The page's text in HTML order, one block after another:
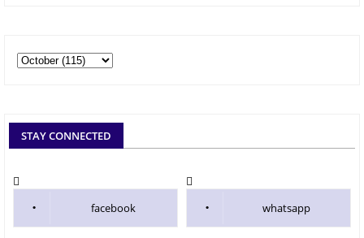
STAY CONNECTED
facebook whatsapp